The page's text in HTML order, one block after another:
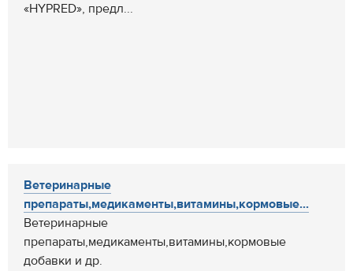
«HYPRED», предл...
Ветеринарные
препараты,медикаменты,витамины,кормовые...
Ветеринарные
препараты,медикаменты,витамины,кормовые
добавки и др.